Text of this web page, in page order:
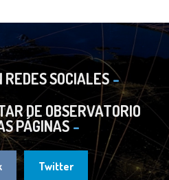
REDES SOCIALES
DE OBSERVATORIO
PÁGINAS
Twitter